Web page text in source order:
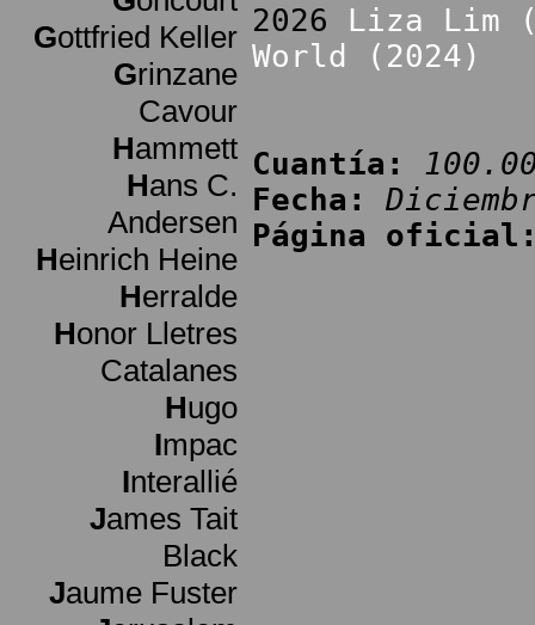
Gottfried Keller
Grinzane
Cavour
Hammett
Hans C.
Andersen
Heinrich Heine
Herralde
Honor Lletres
Catalanes
Hugo
Impac
Interallié
James Tait
Black
Jaume Fuster
2026 Liza Lim
World (2024)
Cuantía:
Fecha:
Página